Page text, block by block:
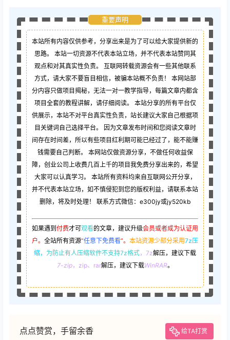
重要声明
本站所有内容仅供参考，分享出来是为了可以给大家提供新的
思路。 本站一切资源不代表本站立场，并不代表本站赞同其
观点和对其真实性负责。 互联网转载资源会有一些其他联系
方式，请大家不要盲目相信，被骗本站概不负责！ 本网站部
分内容只做项目揭秘，无法一对一教学指导，每篇文章内都含
项目全套的教程讲解，请仔细阅读。 本站分享的所有平台仅
供展示，本站不对平台真实性负责，站长建议大家自己根据项
目关键词自己选择平台。 因为文章发布时间和您阅读文章时
间存在时间差，所以有些项目红利期可能已经过了，能不能赚
钱需要自己判断。 本网站仅做资源分享，不做任何收益保
障，创业公司上收费几百上千的项目我免费分享出来的，希望
大家可以认真学习。 本站所有资料均来自互联网公开分享，
并不代表本站立场，如不慎侵犯到您的版权利益，请联系本站
删除，将及时处理！ 联系方式微信：e300jy或jy520kb
如果遇到 付费才可观看的文章，建议升级会员或者成为认证用
户。 全站所有资源“任意下免费看”。 本站资源少部分采用7z压
缩， 为防止有人压缩软件不支持7z格式，7z解压，建议下载
7-zip，zip、rar解压，建议下载WinRAR。
点点赞赏，手留余香 给TA打赏